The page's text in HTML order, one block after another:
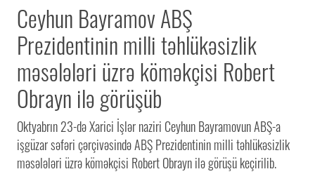
Ceyhun Bayramov ABŞ
Prezidentinin milli təhlükəsizlik
məsələləri üzrə köməkçisi Robert
Obrayn ilə görüşüb
Oktyabrın 23-də Xarici İşlər naziri Ceyhun Bayramovun ABŞ-a
işgüzar səfəri çərçivəsində ABŞ Prezidentinin milli təhlükəsizlik
məsələləri üzrə köməkçisi Robert Obrayn ilə görüşü keçirilib.